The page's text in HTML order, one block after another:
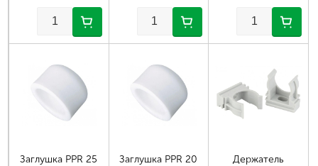
Заглушка PPR 25
Заглушка PPR 20
Держатель